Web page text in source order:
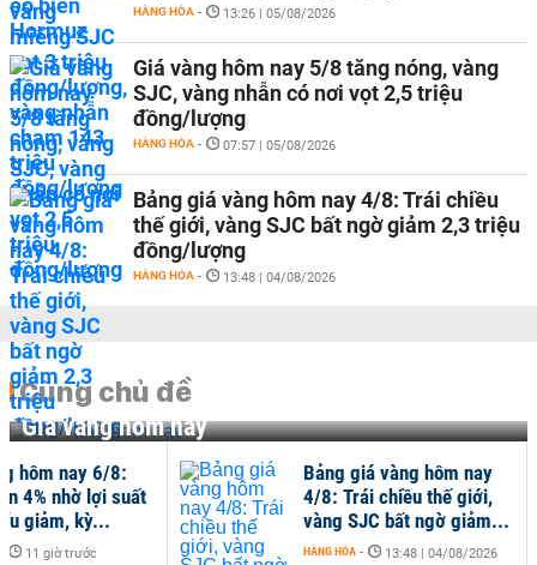
HÀNG HÓA - 13:26 | 05/08/2026
Giá vàng hôm nay 5/8 tăng nóng, vàng
SJC, vàng nhẫn có nơi vọt 2,5 triệu
đồng/lượng
HÀNG HÓA - 07:57 | 05/08/2026
Bảng giá vàng hôm nay 4/8: Trái chiều
thế giới, vàng SJC bất ngờ giảm 2,3 triệu
đồng/lượng
HÀNG HÓA - 13:48 | 04/08/2026
Cùng chủ đề
Giá vàng hôm nay
hôm nay 6/8:
4% nhờ lợi suất
giảm, kỳ...
11 giờ trước
Bảng giá vàng hôm nay
4/8: Trái chiều thế giới,
vàng SJC bất ngờ giảm...
HÀNG HÓA - 13:48 | 04/08/2026